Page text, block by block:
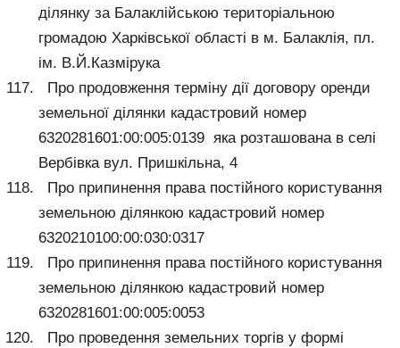
ділянку за Балаклійською територіальною
громадою Харківської області в м. Балаклія, пл.
ім. В.Й.Казмірука
Про продовження терміну дії договору оренди
земельної ділянки кадастровий номер
6320281601:00:005:0139 яка розташована в селі
Вербівка вул. Пришкільна, 4
Про припинення права постійного користування
земельною ділянкою кадастровий номер
6320210100:00:030:0317
Про припинення права постійного користування
земельною ділянкою кадастровий номер
6320281601:00:005:0053
Про проведення земельних торгів у формі